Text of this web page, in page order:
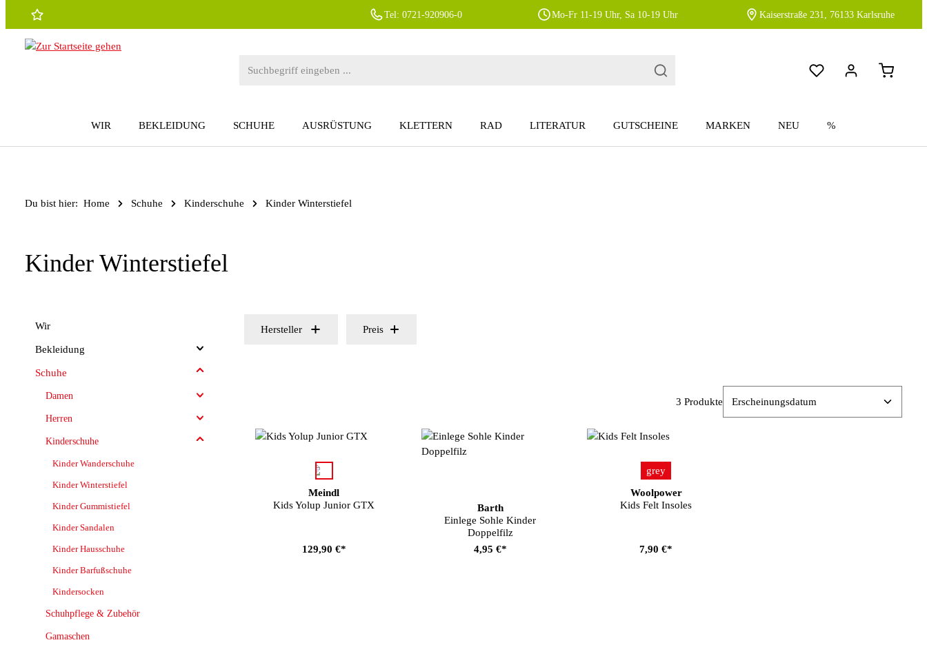
Hauptinhalt springen
Zur Suche springen
Zur Hauptnavigation springen Tel: 0721-920906-0 Mo-Fr 11-19 Uhr, Sa 10-19 Uhr Kaiserstraße 231, 76133 Karlsruhe
WIR BEKLEIDUNG SCHUHE AUSRÜSTUNG KLETTERN RAD LITERATUR GUTSCHEINE MARKEN NEU %
Du bist hier: Home Schuhe Kinderschuhe Kinder Winterstiefel
Kinder Winterstiefel
Wir
Bekleidung
Schuhe
Damen
Herren
Kinderschuhe
Kinder Wanderschuhe
Kinder Winterstiefel
Kinder Gummistiefel
Kinder Sandalen
Kinder Hausschuhe
Kinder Barfußschuhe
Kindersocken
Schuhpflege & Zubehör
Gamaschen
Hersteller Preis
3 Produkte
Meindl
Kids Yolup Junior GTX
auswählen
129,90 €*
Barth
Einlege Sohle Kinder
Doppelfilz
4,95 €*
Woolpower
Kids Felt Insoles
Farbeauswählen
grey
7,90 €*